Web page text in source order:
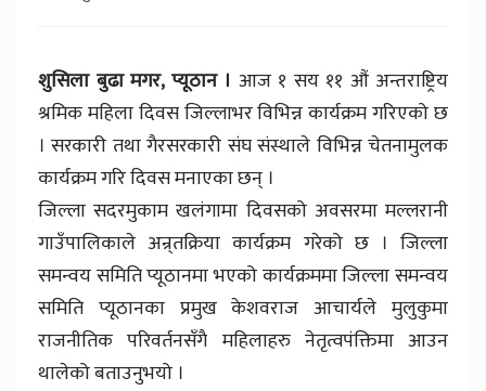
शुसिला बुढा मगर, प्यूठान । आज १ सय ११ औं अन्तराष्ट्रिय
श्रमिक महिला दिवस जिल्लाभर विभिन्न कार्यक्रम गरिएको छ
। सरकारी तथा गैरसरकारी संघ संस्थाले विभिन्न चेतनामुलक
कार्यक्रम गरि दिवस मनाएका छन् ।
जिल्ला सदरमुकाम खलंगामा दिवसको अवसरमा मल्लरानी
गाउँपालिकाले अन्र्तक्रिया कार्यक्रम गरेको छ । जिल्ला
समन्वय समिति प्यूठानमा भएको कार्यक्रममा जिल्ला समन्वय
समिति प्यूठानका प्रमुख केशवराज आचार्यले मुलुकुमा
राजनीतिक परिवर्तनसँगै महिलाहरु नेतृत्वपंक्तिमा आउन
थालेको बताउनुभयो ।